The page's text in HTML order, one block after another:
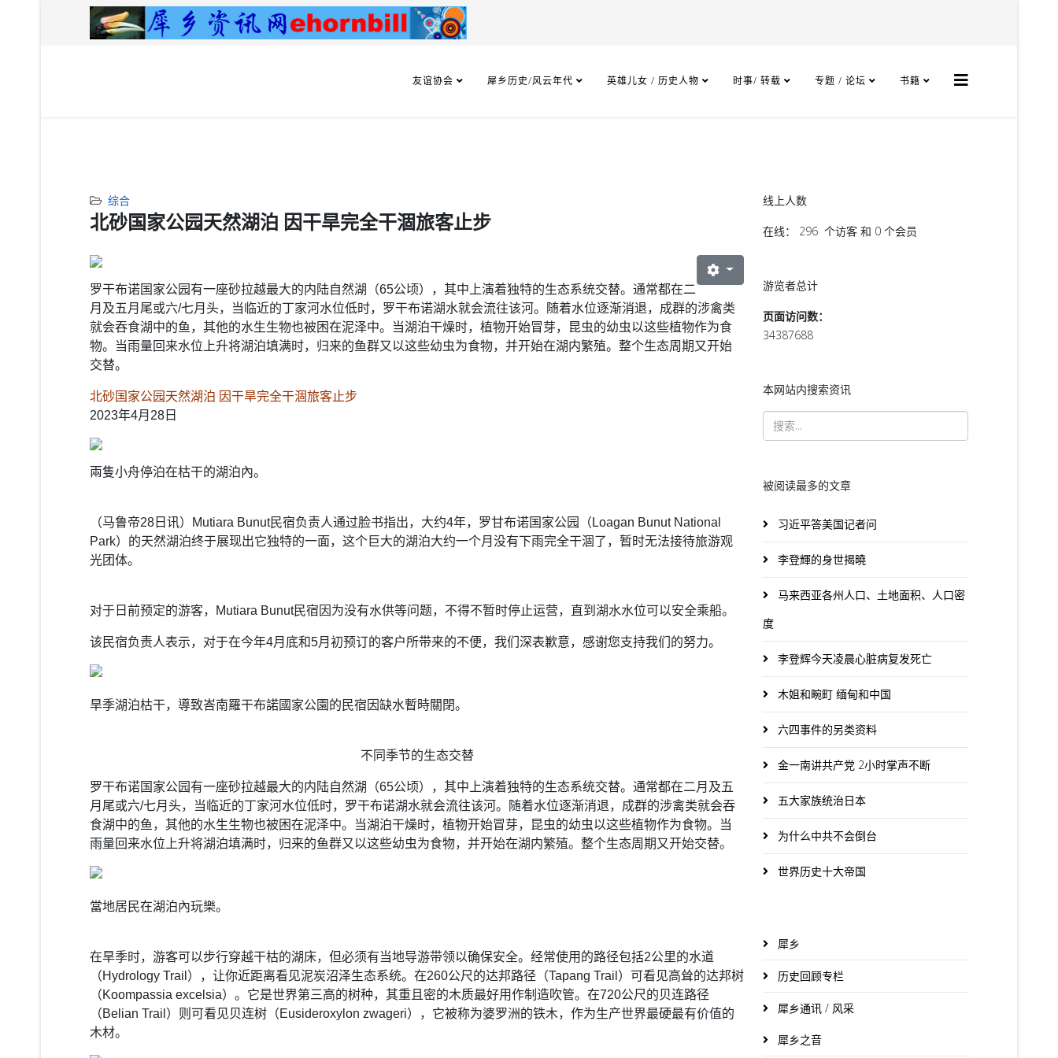
友谊协会 犀乡历史/风云年代 英雄儿女 / 历史人物 时事/ 转载 专题 / 论坛 书籍
综合
北砂国家公园天然湖泊 因干旱完全干涸旅客止步
罗干布诺国家公园有一座砂拉越最大的内陆自然湖（65公顷），其中上演着独特的生态系统交替。通常都在二
月及五月尾或六/七月头，当临近的丁家河水位低时，罗干布诺湖水就会流往该河。随着水位逐渐消退，成群的涉禽类
就会吞食湖中的鱼，其他的水生生物也被困在泥泽中。当湖泊干燥时，植物开始冒芽，昆虫的幼虫以这些植物作为食
物。当雨量回来水位上升将湖泊填满时，归来的鱼群又以这些幼虫为食物，并开始在湖内繁殖。整个生态周期又开始
交替。
北砂国家公园天然湖泊 因干旱完全干涸旅客止步
2023年4月28日
兩隻小舟停泊在枯干的湖泊內。
（马鲁帝28日讯）Mutiara Bunut民宿负责人通过脸书指出，大约4年，罗甘布诺国家公园（Loagan Bunut National
Park）的天然湖泊终于展现出它独特的一面，这个巨大的湖泊大约一个月没有下雨完全干涸了，暂时无法接待旅游观
光团体。
对于日前预定的游客，Mutiara Bunut民宿因为没有水供等问题，不得不暂时停止运营，直到湖水水位可以安全乘船。
该民宿负责人表示，对于在今年4月底和5月初预订的客户所带来的不便，我们深表歉意，感谢您支持我们的努力。
旱季湖泊枯干，導致峇南羅干布諾國家公園的民宿因缺水暫時關閉。
不同季节的生态交替
罗干布诺国家公园有一座砂拉越最大的内陆自然湖（65公顷），其中上演着独特的生态系统交替。通常都在二月及五
月尾或六/七月头，当临近的丁家河水位低时，罗干布诺湖水就会流往该河。随着水位逐渐消退，成群的涉禽类就会吞
食湖中的鱼，其他的水生生物也被困在泥泽中。当湖泊干燥时，植物开始冒芽，昆虫的幼虫以这些植物作为食物。当
雨量回来水位上升将湖泊填满时，归来的鱼群又以这些幼虫为食物，并开始在湖内繁殖。整个生态周期又开始交替。
當地居民在湖泊內玩樂。
在旱季时，游客可以步行穿越干枯的湖床，但必须有当地导游带领以确保安全。经常使用的路径包括2公里的水道
（Hydrology Trail），让你近距离看见泥炭沼泽生态系统。在260公尺的达邦路径（Tapang Trail）可看见高耸的达邦树
（Koompassia excelsia）。它是世界第三高的树种，其重且密的木质最好用作制造吹管。在720公尺的贝连路径
（Belian Trail）则可看见贝连树（Eusideroxylon zwageri），它被称为婆罗洲的铁木，作为生产世界最硬最有价值的
木材。
线上人数
在线： 296 个访客 和 0 个会员
游览者总计
页面访问数：
34387688
本网站内搜索资讯
被阅读最多的文章
习近平答美国记者问
李登輝的身世揭曉
马来西亚各州人口、土地面积、人口密
度
李登辉今天凌晨心脏病复发死亡
木姐和畹町 缅甸和中国
六四事件的另类资料
金一南讲共产党 2小时掌声不断
五大家族统治日本
为什么中共不会倒台
世界历史十大帝国
犀乡
历史回顾专栏
犀乡通讯 / 风采
犀乡之音